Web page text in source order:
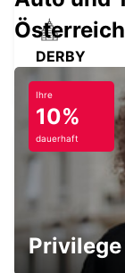
DERBY
DERBY -
Ihre
10%
dauerhaft
Privilege